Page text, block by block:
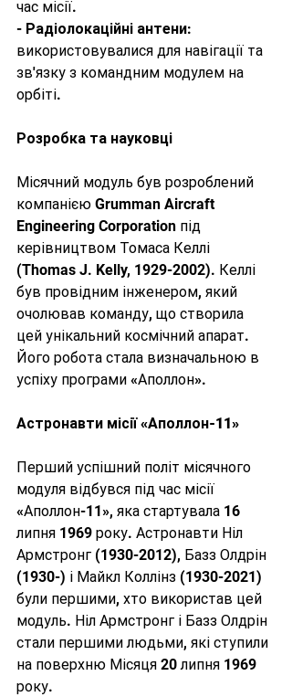
час місії.
- Радіолокаційні антени:
використовувалися для навігації та
зв'язку з командним модулем на
орбіті.
Розробка та науковці
Місячний модуль був розроблений
компанією Grumman Aircraft
Engineering Corporation під
керівництвом Томаса Келлі
(Thomas J. Kelly, 1929-2002). Келлі
був провідним інженером, який
очолював команду, що створила
цей унікальний космічний апарат.
Його робота стала визначальною в
успіху програми «Аполлон».
Астронавти місії «Аполлон-11»
Перший успішний політ місячного
модуля відбувся під час місії
«Аполлон-11», яка стартувала 16
липня 1969 року. Астронавти Ніл
Армстронг (1930-2012), Базз Олдрін
(1930-) і Майкл Коллінз (1930-2021)
були першими, хто використав цей
модуль. Ніл Армстронг і Базз Олдрін
стали першими людьми, які ступили
на поверхню Місяця 20 липня 1969
року.